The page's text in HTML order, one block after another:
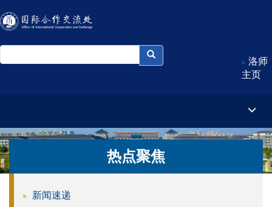
洛师
主页
热点聚焦
新闻速递